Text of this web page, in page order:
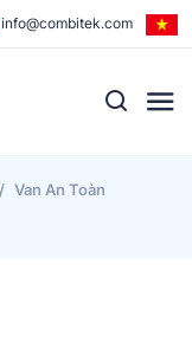
info@combitek.com
Van An Toàn